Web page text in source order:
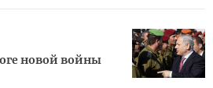
новой войны